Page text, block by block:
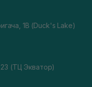
1В (Duck's Lake)
23 (ТЦ Экватор)